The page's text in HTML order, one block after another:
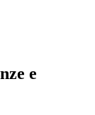
e